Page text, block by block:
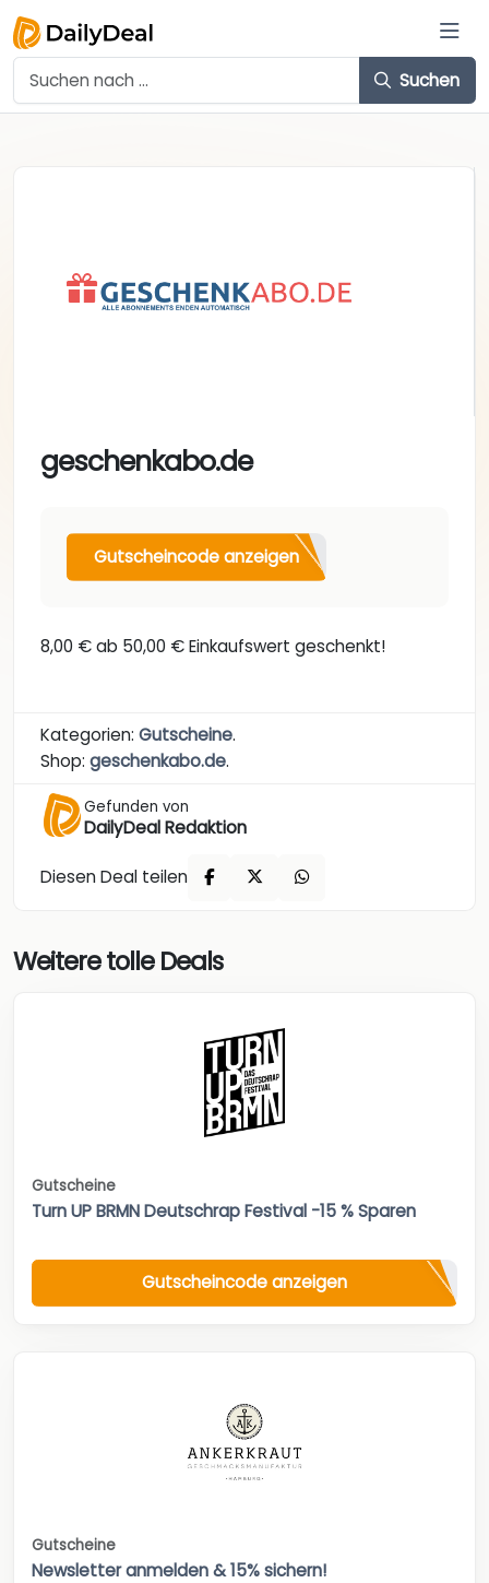
Suchen
geschenkabo.de
Gutscheincode anzeigen
8,00 € ab 50,00 € Einkaufswert geschenkt!
Kategorien: Gutscheine.
Shop: geschenkabo.de.
Gefunden von
DailyDeal Redaktion
Diesen Deal teilen
Weitere tolle Deals
Gutscheine
Turn UP BRMN Deutschrap Festival -15 % Sparen
Gutscheincode anzeigen
Gutscheine
Newsletter anmelden & 15% sichern!